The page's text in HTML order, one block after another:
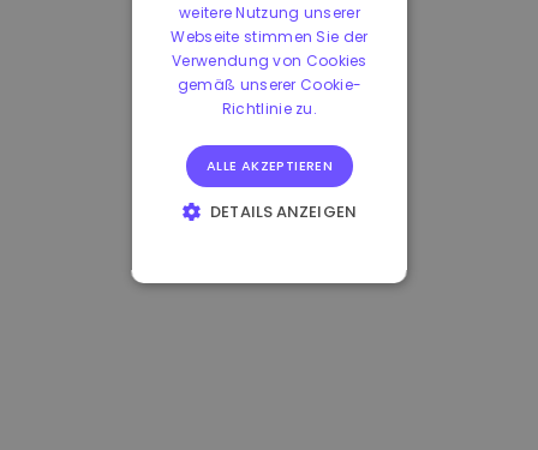
weitere Nutzung unserer
Webseite stimmen Sie der
Verwendung von Cookies
gemäß unserer Cookie-
Richtlinie zu.
ALLE AKZEPTIEREN
DETAILS ANZEIGEN